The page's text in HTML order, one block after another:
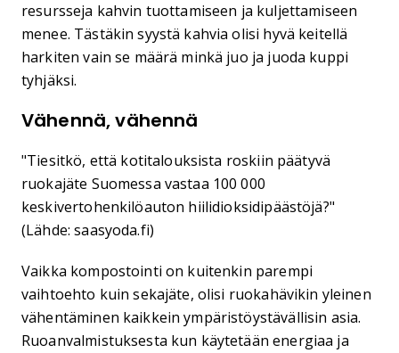
resursseja kahvin tuottamiseen ja kuljettamiseen
menee. Tästäkin syystä kahvia olisi hyvä keitellä
harkiten vain se määrä minkä juo ja juoda kuppi
tyhjäksi.
Vähennä, vähennä
"Tiesitkö, että kotitalouksista roskiin päätyvä
ruokajäte Suomessa vastaa 100 000
keskivertohenkilöauton hiilidioksidipäästöjä?"
(Lähde: saasyoda.fi)
Vaikka kompostointi on kuitenkin parempi
vaihtoehto kuin sekajäte, olisi ruokahävikin yleinen
vähentäminen kaikkein ympäristöystävällisin asia.
Ruoanvalmistuksesta kun käytetään energiaa ja